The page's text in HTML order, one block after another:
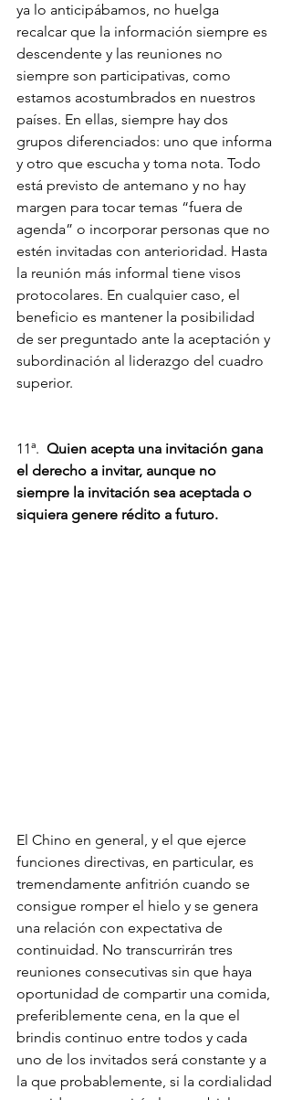
ya lo anticipábamos, no huelga
recalcar que la información siempre es
descendente y las reuniones no
siempre son participativas, como
estamos acostumbrados en nuestros
países. En ellas, siempre hay dos
grupos diferenciados: uno que informa
y otro que escucha y toma nota. Todo
está previsto de antemano y no hay
margen para tocar temas “fuera de
agenda” o incorporar personas que no
estén invitadas con anterioridad. Hasta
la reunión más informal tiene visos
protocolares. En cualquier caso, el
beneficio es mantener la posibilidad
de ser preguntado ante la aceptación y
subordinación al liderazgo del cuadro
superior.
11ª. Quien acepta una invitación gana
el derecho a invitar, aunque no
siempre la invitación sea aceptada o
siquiera genere rédito a futuro.
El Chino en general, y el que ejerce
funciones directivas, en particular, es
tremendamente anfitrión cuando se
consigue romper el hielo y se genera
una relación con expectativa de
continuidad. No transcurrirán tres
reuniones consecutivas sin que haya
oportunidad de compartir una comida,
preferiblemente cena, en la que el
brindis continuo entre todos y cada
uno de los invitados será constante y a
la que probablemente, si la cordialidad